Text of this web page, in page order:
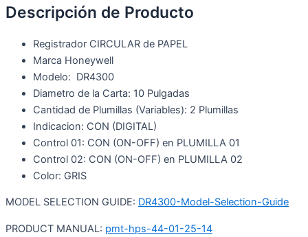
Descripción de Producto
Registrador CIRCULAR de PAPEL
Marca Honeywell
Modelo: DR4300
Diametro de la Carta: 10 Pulgadas
Cantidad de Plumillas (Variables): 2 Plumillas
Indicacion: CON (DIGITAL)
Control 01: CON (ON-OFF) en PLUMILLA 01
Control 02: CON (ON-OFF) en PLUMILLA 02
Color: GRIS
MODEL SELECTION GUIDE: DR4300-Model-Selection-Guide
PRODUCT MANUAL: pmt-hps-44-01-25-14